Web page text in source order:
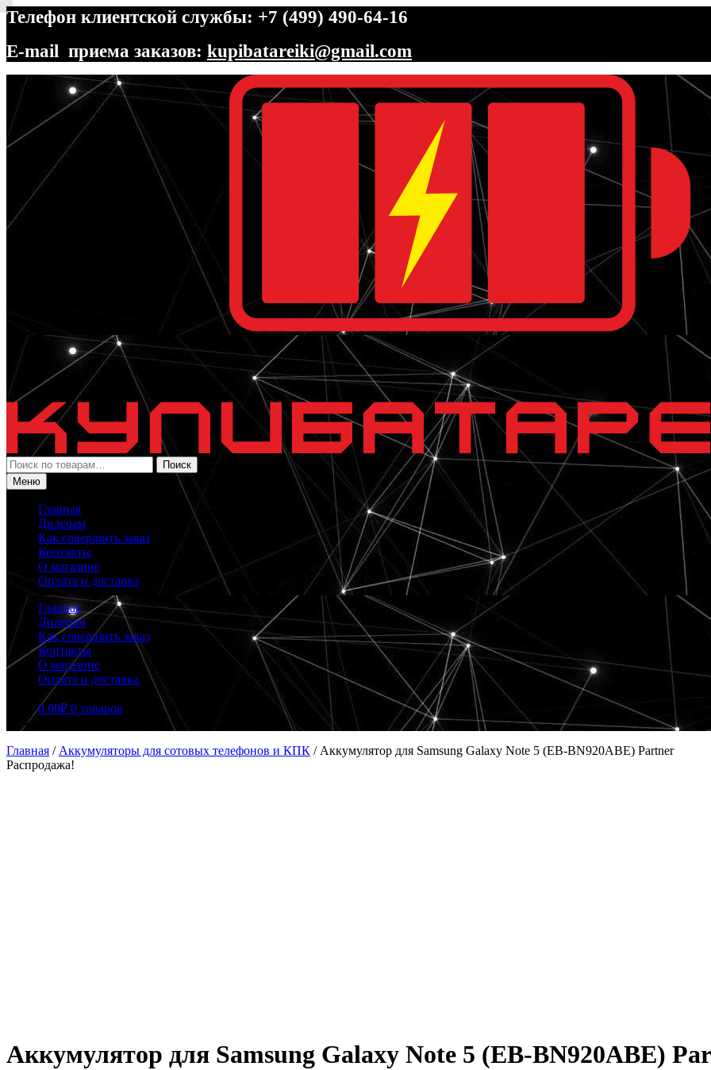
Телефон клиентской службы: +7 (499) 490-64-16
E-mail приема заказов: kupibatareiki@gmail.com
Перейти
навигации
Перейти
содержимому
Искать:
Поиск
Меню
Главная
Дилерам
Как совершить заказ
Контакты
О магазине
Оплата и доставка
Главная
Дилерам
Как совершить заказ
Контакты
О магазине
Оплата и доставка
0.00₽ 0 товаров
Главная / Аккумуляторы для сотовых телефонов и КПК / Аккумулятор для Samsung Galaxy Note 5 (EB-BN920ABE) Partner
Распродажа!
Аккумулятор для Samsung Galaxy Note 5 (EB-BN920ABE)